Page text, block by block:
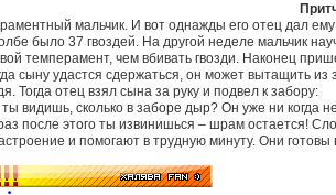
мальчик. И вот однажды его отец дал ему
было 37 гвоздей. На другой неделе мальчик
темперамент, чем вбивать гвозди. Наконец
сыну удастся сдержаться, он может вытащить
Тогда отец взял сына за руку и подвел к забору:
видишь, сколько в заборе дыр? Он уже ни когда
после этого ты извинишься – шрам остается!
и помогают в трудную минуту. Они